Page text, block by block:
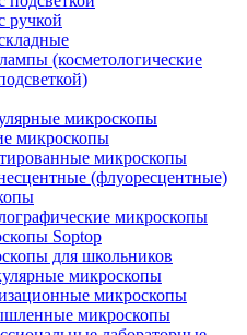
ручкой
(косметологические
микроскопы
микроскопы
микроскопы
(флуоресцентные)
микроскопы
Soptop
для школьников
микроскопы
микроскопы
микроскопы